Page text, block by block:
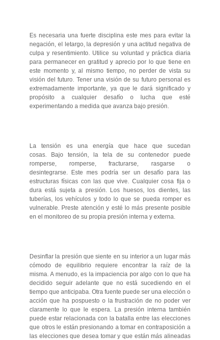
Es necesaria una fuerte disciplina este mes para evitar la
negación, el letargo, la depresión y una actitud negativa de
culpa y resentimiento. Utilice su voluntad y práctica diaria
para permanecer en gratitud y aprecio por lo que tiene en
este momento y, al mismo tiempo, no perder de vista su
visión del futuro. Tener una visión de su futuro personal es
extremadamente importante, ya que le dará significado y
propósito a cualquier desafío o lucha que esté
experimentando a medida que avanza bajo presión.
La tensión es una energía que hace que sucedan
cosas. Bajo tensión, la tela de su contenedor puede
romperse, romperse, fracturarse, rasgarse o
desintegrarse. Este mes podría ser un desafío para las
estructuras físicas con las que vive. Cualquier cosa fija o
dura está sujeta a presión. Los huesos, los dientes, las
tuberías, los vehículos y todo lo que se pueda romper es
vulnerable. Preste atención y esté lo más presente posible
en el monitoreo de su propia presión interna y externa.
Desinflar la presión que siente en su interior a un lugar más
cómodo de equilibrio requiere encontrar la raíz de la
misma. A menudo, es la impaciencia por algo con lo que ha
decidido seguir adelante que no está sucediendo en el
tiempo que anticipaba. Otra fuente puede ser una elección o
acción que ha pospuesto o la frustración de no poder ver
claramente lo que le espera. La presión interna también
puede estar relacionada con la batalla entre las elecciones
que otros le están presionando a tomar en contraposición a
las elecciones que desea tomar y que están más alineadas